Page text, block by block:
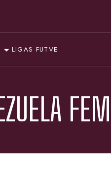
LIGAS FUTVE